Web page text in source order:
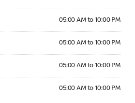
05:00 AM to 10:00 PM
05:00 AM to 10:00 PM
05:00 AM to 10:00 PM
05:00 AM to 10:00 PM